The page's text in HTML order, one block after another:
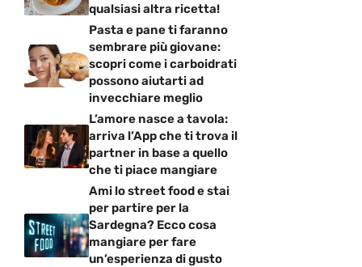
qualsiasi altra ricetta!
Pasta e pane ti faranno
sembrare più giovane:
scopri come i carboidrati
possono aiutarti ad
invecchiare meglio
L’amore nasce a tavola:
arriva l’App che ti trova il
partner in base a quello
che ti piace mangiare
Ami lo street food e stai
per partire per la
Sardegna? Ecco cosa
mangiare per fare
un’esperienza di gusto